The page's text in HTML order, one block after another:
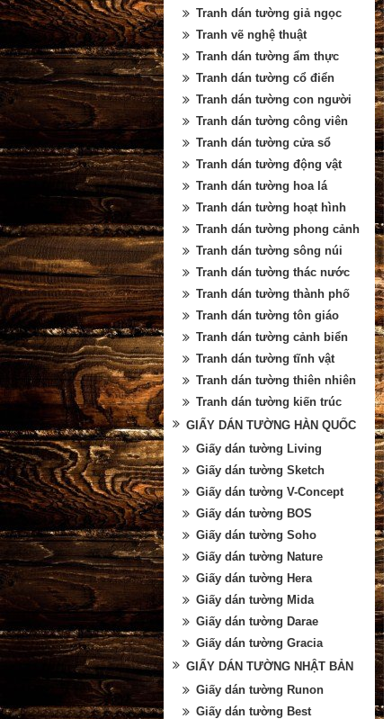
Tranh dán tường giả ngọc
Tranh vẽ nghệ thuật
Tranh dán tường ẩm thực
Tranh dán tường cổ điển
Tranh dán tường con người
Tranh dán tường công viên
Tranh dán tường cửa sổ
Tranh dán tường động vật
Tranh dán tường hoa lá
Tranh dán tường hoạt hình
Tranh dán tường phong cảnh
Tranh dán tường sông núi
Tranh dán tường thác nước
Tranh dán tường thành phố
Tranh dán tường tôn giáo
Tranh dán tường cảnh biển
Tranh dán tường tĩnh vật
Tranh dán tường thiên nhiên
Tranh dán tường kiến trúc
GIẤY DÁN TƯỜNG HÀN QUỐC
Giấy dán tường Living
Giấy dán tường Sketch
Giấy dán tường V-Concept
Giấy dán tường BOS
Giấy dán tường Soho
Giấy dán tường Nature
Giấy dán tường Hera
Giấy dán tường Mida
Giấy dán tường Darae
Giấy dán tường Gracia
GIẤY DÁN TƯỜNG NHẬT BẢN
Giấy dán tường Runon
Giấy dán tường Best